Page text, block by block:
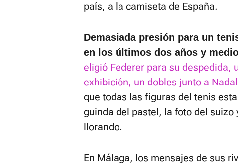
país, a la camiseta de España.
Demasiada presión para un
en los últimos dos años y medio
eligió Federer para su despedida,
exhibición, un dobles junto a
que todas las figuras del tenis
guinda del pastel, la foto del suizo
llorando.
En Málaga, los mensajes de sus